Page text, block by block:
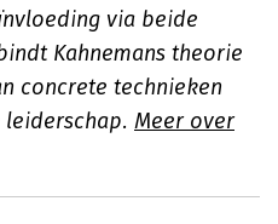
via beide
Kahnemans theorie
concrete technieken
Meer over